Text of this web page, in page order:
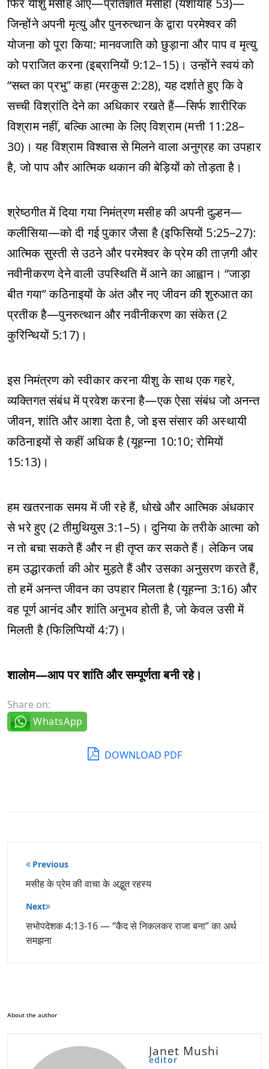
फिर यीशु मसीह आए—प्रतिज्ञात मसीहा (यशायाह 53)—
जिन्होंने अपनी मृत्यु और पुनरुत्थान के द्वारा परमेश्वर की
योजना को पूरा किया: मानवजाति को छुड़ाना और पाप व मृत्यु
को पराजित करना (इब्रानियों 9:12–15)। उन्होंने स्वयं को
“सब्त का प्रभु” कहा (मरकुस 2:28), यह दर्शाते हुए कि वे
सच्ची विश्रांति देने का अधिकार रखते हैं—सिर्फ शारीरिक
विश्राम नहीं, बल्कि आत्मा के लिए विश्राम (मत्ती 11:28–
30)। यह विश्राम विश्वास से मिलने वाला अनुग्रह का उपहार
है, जो पाप और आत्मिक थकान की बेड़ियों को तोड़ता है।
श्रेष्ठगीत में दिया गया निमंत्रण मसीह की अपनी दुल्हन—
कलीसिया—को दी गई पुकार जैसा है (इफिसियों 5:25–27):
आत्मिक सुस्ती से उठने और परमेश्वर के प्रेम की ताज़गी और
नवीनीकरण देने वाली उपस्थिति में आने का आह्वान। “जाड़ा
बीत गया” कठिनाइयों के अंत और नए जीवन की शुरुआत का
प्रतीक है—पुनरुत्थान और नवीनीकरण का संकेत (2
कुरिन्थियों 5:17)।
इस निमंत्रण को स्वीकार करना यीशु के साथ एक गहरे,
व्यक्तिगत संबंध में प्रवेश करना है—एक ऐसा संबंध जो अनन्त
जीवन, शांति और आशा देता है, जो इस संसार की अस्थायी
कठिनाइयों से कहीं अधिक है (यूहन्ना 10:10; रोमियों
15:13)।
हम खतरनाक समय में जी रहे हैं, धोखे और आत्मिक अंधकार
से भरे हुए (2 तीमुथियुस 3:1–5)। दुनिया के तरीके आत्मा को
न तो बचा सकते हैं और न ही तृप्त कर सकते हैं। लेकिन जब
हम उद्धारकर्ता की ओर मुड़ते हैं और उसका अनुसरण करते हैं,
तो हमें अनन्त जीवन का उपहार मिलता है (यूहन्ना 3:16) और
वह पूर्ण आनंद और शांति अनुभव होती है, जो केवल उसी में
मिलती है (फिलिप्पियों 4:7)।
शालोम—आप पर शांति और सम्पूर्णता बनी रहे।
Share on:
WhatsApp
DOWNLOAD PDF
पोस्ट
नेविगेशन
Previous
मसीह के प्रेम की वाचा के अद्भुत रहस्य
Next
सभोपदेशक 4:13-16 — “कैद से निकलकर राजा बना” का अर्थ
समझना
About the author
Janet Mushi
editor